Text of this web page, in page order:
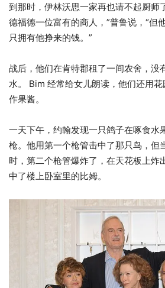
到那时，伊林沃思一家再也请不起厨师
德福德一位富有的商人，”普鲁说，“但
只拥有他挣来的钱。”
战后，他们在肯特郡租了一间农舍，没
水。 Bim 经常给女儿朗读，他们还用
作果酱。
一天下午，约翰发现一只鸽子在啄食水
枪。他用第一个枪管击中了那只鸟，但
时，第二个枪管爆炸了，在天花板上
中了楼上卧室里的比姆。